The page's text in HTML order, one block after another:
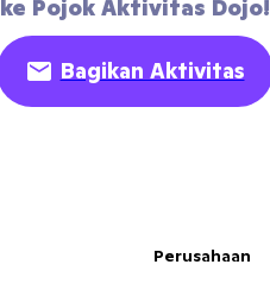
ke Pojok Aktivitas Dojo!
Bagikan Aktivitas
Perusahaan